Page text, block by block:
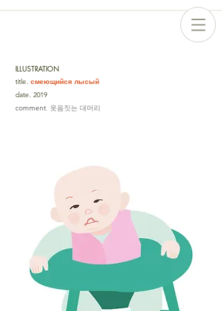
ILLUSTRATION
title. смеющийся лысый
date. 2019
comment. 웃음짓는 대머리